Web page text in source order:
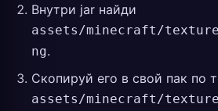
Внутри jar найди
assets/minecraft/
ng.
Скопируй его в свой пак по
assets/minecraft/